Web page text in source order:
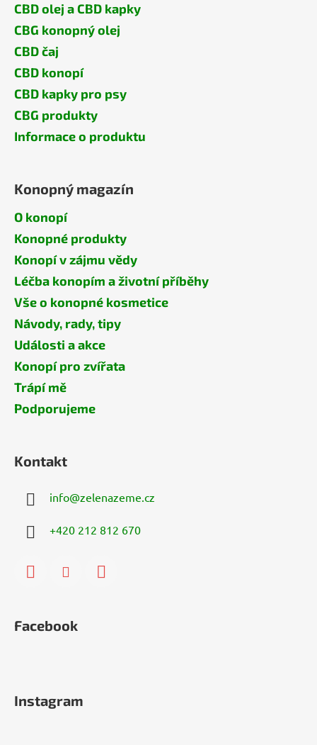
CBD olej a CBD kapky
CBG konopný olej
CBD čaj
CBD konopí
CBD kapky pro psy
CBG produkty
Informace o produktu
Konopný magazín
O konopí
Konopné produkty
Konopí v zájmu vědy
Léčba konopím a životní příběhy
Vše o konopné kosmetice
Návody, rady, tipy
Události a akce
Konopí pro zvířata
Trápí mě
Podporujeme
Kontakt
info@zelenazeme.cz
+420 212 812 670
Facebook
Instagram